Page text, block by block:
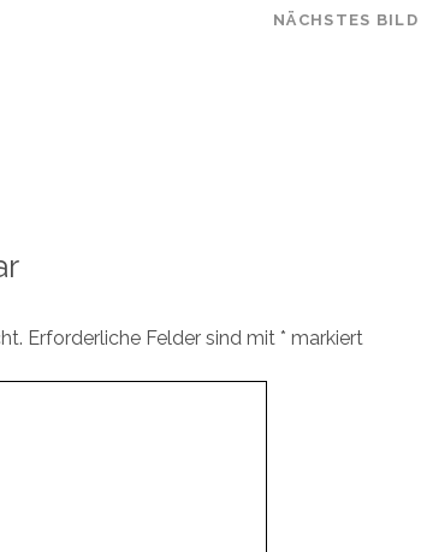
NÄCHSTES BILD
Erforderliche Felder sind mit * markiert